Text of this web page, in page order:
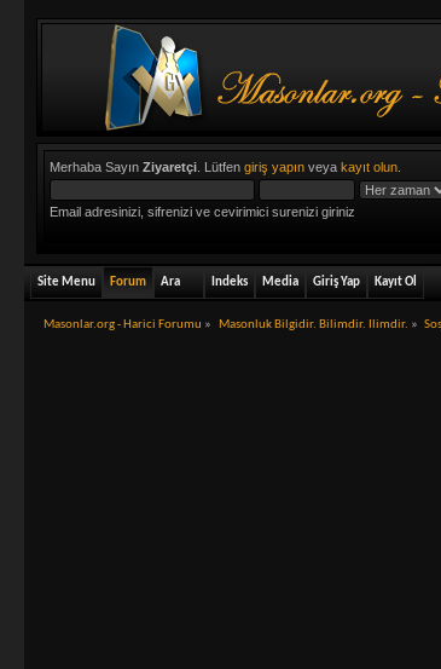
Merhaba SayınZiyaretçi . Lütfengiriş yapın veyakayıt olun
Email adresinizi, sifrenizi ve cevirimici surenizi giriniz
Site Menu Forum Ara Indeks Media Giriş Yap Kayıt Ol
Masonlar.org - Harici Forumu » Masonluk Bilgidir. Bilimdir. Ilimdir. »